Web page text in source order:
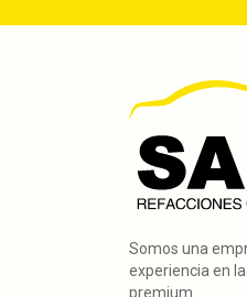
Somos una
experiencia en
premium.